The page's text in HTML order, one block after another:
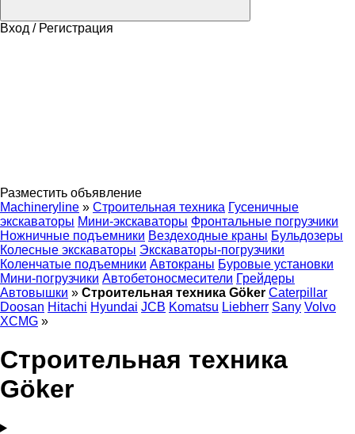
Вход / Регистрация
Разместить объявление
Machineryline » Строительная техника Гусеничные
экскаваторы Мини-экскаваторы Фронтальные погрузчики
Ножничные подъемники Вездеходные краны Бульдозеры
Колесные экскаваторы Экскаваторы-погрузчики
Коленчатые подъемники Автокраны Буровые установки
Мини-погрузчики Автобетоносмесители Грейдеры
Автовышки » Строительная техника Göker Caterpillar
Doosan Hitachi Hyundai JCB Komatsu Liebherr Sany Volvo
XCMG »
Строительная техника
Göker